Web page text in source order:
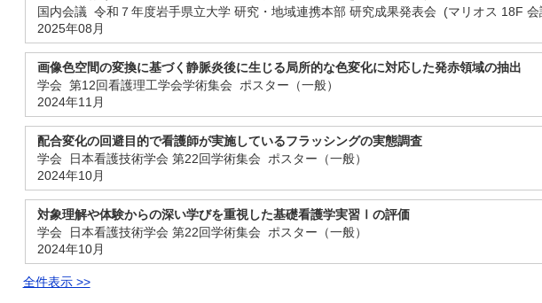
国内会議 令和７年度岩手県立大学 研究・地域連携本部 研究成果発表会 (マリオス 18F
2025年08月
画像色空間の変換に基づく静脈炎後に生じる局所的な色変化に対応した発赤領域の抽出
学会 第12回看護理工学会学術集会 ポスター（一般）
2024年11月
配合変化の回避目的で看護師が実施しているフラッシングの実態調査
学会 日本看護技術学会 第22回学術集会 ポスター（一般）
2024年10月
対象理解や体験からの深い学びを重視した基礎看護学実習Ⅰの評価
学会 日本看護技術学会 第22回学術集会 ポスター（一般）
2024年10月
全件表示 >>